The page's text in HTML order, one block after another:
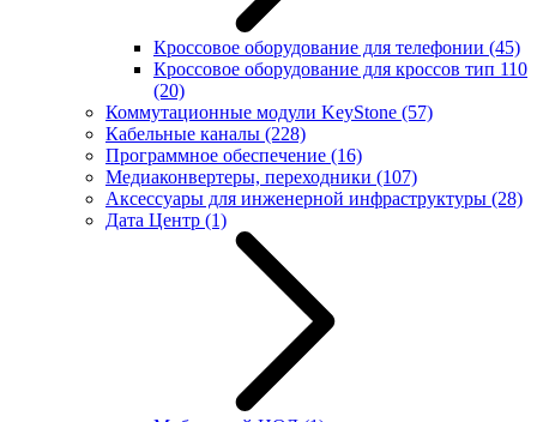
Кроссовое оборудование для телефонии (45)
Кроссовое оборудование для кроссов тип 110
(20)
Коммутационные модули KeyStone (57)
Кабельные каналы (228)
Программное обеспечение (16)
Медиаконвертеры, переходники (107)
Аксессуары для инженерной инфраструктуры (28)
Дата Центр (1)